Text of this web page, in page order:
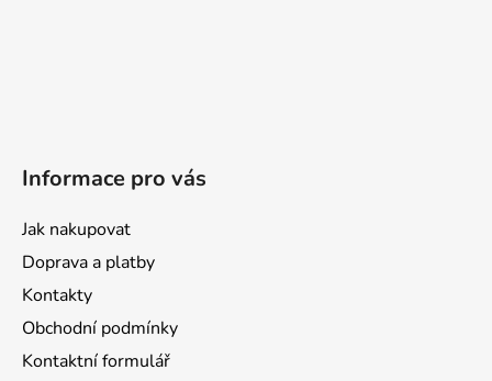
Informace pro vás
Jak nakupovat
Doprava a platby
Kontakty
Obchodní podmínky
Kontaktní formulář